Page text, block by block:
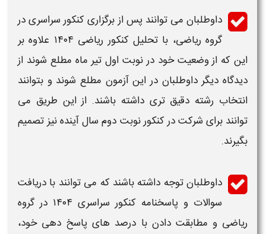
داوطلبان می توانند پس از برگزاری کنکورسراسری در
گروه ریاضی، باتحلیل کنکور ریاضی ۱۴۰۴
علاوه بر
این که از وضعیت خود در نوبت اول تیر ماه مطلع شوند از
دیدگاه دیگر داوطلبان در این آزمون مطلع شوند و بتوانند
انتخاب رشته دقیق تری داشته باشند. از این طریق می
توانند برای شرکت درکنکور نوبت دوم سال آینده نیز تصمیم
بگیرند.
داوطلبان توجه داشته باشند که می توانند با دریافت
سوالات و پاسخنامه کنکور سراسری ۱۴۰۴ در گروه
ریاضیو مطابقت دادن با درصد های پاسخ دهی خود،